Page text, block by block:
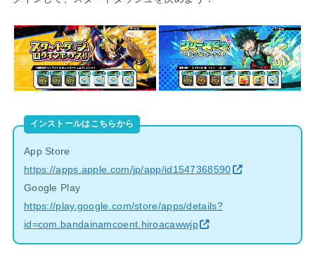
インストールはこちらから
App Store
https://apps.apple.com/jp/app/id1547368590
Google Play
https://play.google.com/store/apps/details?
id=com.bandainamcoent.hiroacawwjp